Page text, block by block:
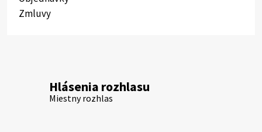
Zmluvy
Hlásenia rozhlasu
Miestny rozhlas